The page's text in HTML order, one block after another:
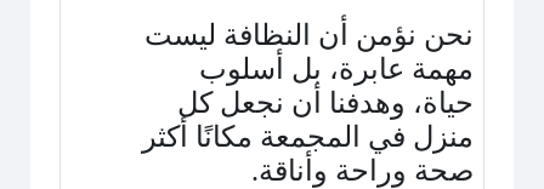
نحن نؤمن أن النظافة ليست
مهمة عابرة، بل أسلوب
حياة، وهدفنا أن نجعل كل
منزل في المجمعة مكانًا أكثر
صحة وراحة وأناقة.